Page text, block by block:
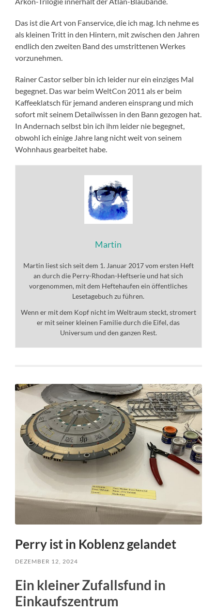
Das ist die Art von Fanservice, die ich mag. Ich nehme es
als kleinen Tritt in den Hintern, mit zwischen den Jahren
endlich den zweiten Band des umstrittenen Werkes
vorzunehmen.
Rainer Castor selber bin ich leider nur ein einziges Mal
begegnet. Das war beim WeltCon 2011 als er beim
Kaffeeklatsch für jemand anderen einsprang und mich
sofort mit seinem Detailwissen in den Bann gezogen hat.
In Andernach selbst bin ich ihm leider nie begegnet,
obwohl ich einige Jahre lang nicht weit von seinem
Wohnhaus gearbeitet habe.
Martin
Martin liest sich seit dem 1. Januar 2017 vom ersten Heft
an durch die Perry-Rhodan-Heftserie und hat sich
vorgenommen, mit dem Heftehaufen ein öffentliches
Lesetagebuch zu führen.
Wenn er mit dem Kopf nicht im Weltraum steckt, stromert
er mit seiner kleinen Familie durch die Eifel, das
Universum und den ganzen Rest.
Perry ist in Koblenz gelandet
DEZEMBER 12, 2024
Ein kleiner Zufallsfund in
Einkaufszentrum